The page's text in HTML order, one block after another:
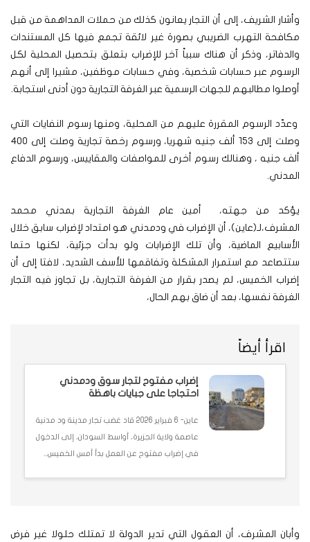
وأشار الشريف، إلى أن التجار يعانون كذلك من حملات المداهمة من قبل
مكافحة التهرب الضريبي بصورة غير لائقة تجمع فيها كل المستندات
والدفاتر، وذكر أن هناك سبباً آخر للإضراب بتعلق بتحصيل المحلية لكل
الرسوم عبر حسابات شخصية، وفي حسابات موظفين، مشيرا إلى أنهم
أوصلوا مطالبهم للجهات الرسمية عبر الغرفة التجارية دون أدنى استجابة.
وعدّد الرسوم المقررة عليهم من المحلية، ومنها رسوم النفايات التي
وصلت إلى 153 ألف جنيه شهريا، ورسوم رخصة تجارية وصلت إلى 400
ألف جنيه ، وهنالك رسوم أخرى للمواصفات والمقاييس، ورسوم الدفاع
المدني.
يؤكد من جهته، أمين عام الغرفة التجارية بمدني محمد
المشرف،لـ(عاين)، أن الإضراب في ودمدني هو امتداد لإضراب سابق خلال
الأسابيع الماضية، وأن تلك الإضرابات ولو بدأت جزئية، لكنها حتما
ستتصاعد مع استمرار المشكلة وتفاقمها للأسف الشديد، لافتا إلى أن
إضراب الخميس، لم يصدر بقرار من الغرفة التجارية، بل تجاوز فيه التجار
الغرفة نفسها، بعد أن ضاق بهم الحال،
اقرأ أيضاً
إضراب مفتوح لتجار سوق ودمدني
احتجاجا على جبايات باهظة
عاين- 6 فبراير 2026 قاد غضب تجار مدينة ود مدنية
عاصمة ولاية الجزيرة، أواسط السودان، إلى الدخول
في إضراب مفتوح عن العمل بدأ أمس الخميس...
وأبان المشرف، أن العقول التي تدير الدولة لا تمتلك حلولا غير فرض